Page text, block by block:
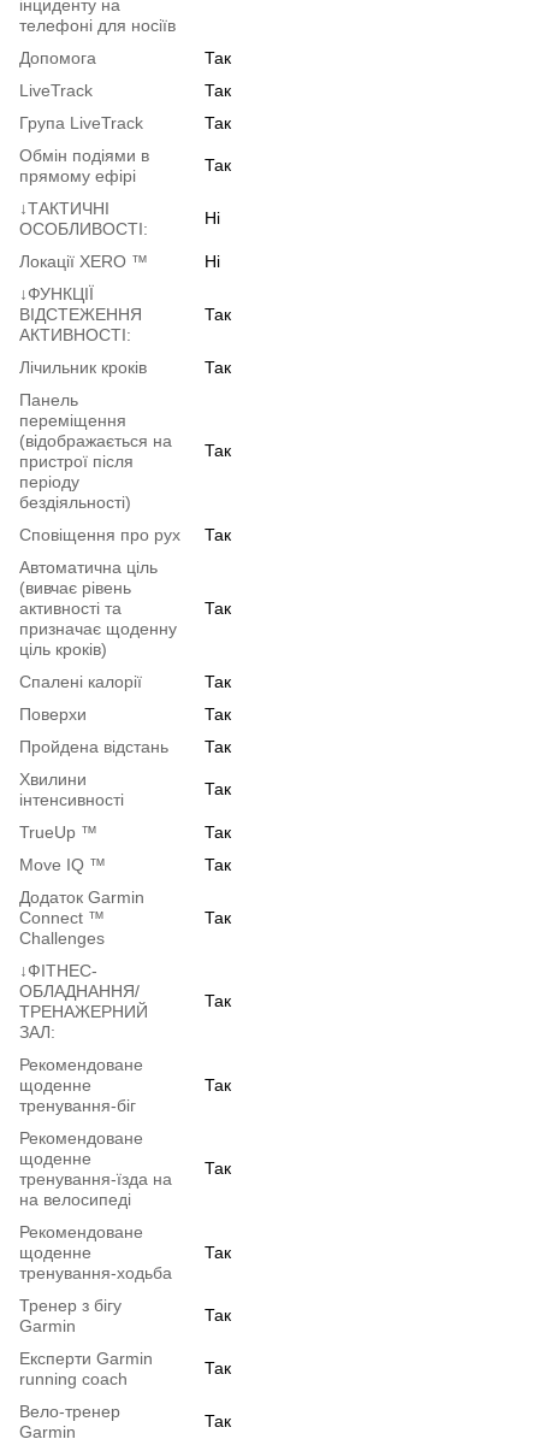
інциденту на
телефоні для носіїв
Допомога
Так
LiveTrack
Так
Група LiveTrack
Так
Обмін подіями в
прямому ефірі
Так
↓ТАКТИЧНІ
ОСОБЛИВОСТІ:
Ні
Локації XERO ™
Ні
↓ФУНКЦІЇ
ВІДСТЕЖЕННЯ
АКТИВНОСТІ:
Так
Лічильник кроків
Так
Панель
переміщення
(відображається на
пристрої після
періоду
бездіяльності)
Так
Сповіщення про рух
Так
Автоматична ціль
(вивчає рівень
активності та
призначає щоденну
ціль кроків)
Так
Спалені калорії
Так
Поверхи
Так
Пройдена відстань
Так
Хвилини
інтенсивності
Так
TrueUp ™
Так
Move IQ ™
Так
Додаток Garmin
Connect ™
Challenges
Так
↓ФІТНЕС-
ОБЛАДНАННЯ/
ТРЕНАЖЕРНИЙ
ЗАЛ:
Так
Рекомендоване
щоденне
тренування-біг
Так
Рекомендоване
щоденне
тренування-їзда на
на велосипеді
Так
Рекомендоване
щоденне
тренування-ходьба
Так
Тренер з бігу
Garmin
Так
Експерти Garmin
running coach
Так
Вело-тренер
Garmin
Так